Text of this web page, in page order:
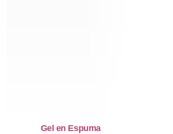
Gel en Espuma